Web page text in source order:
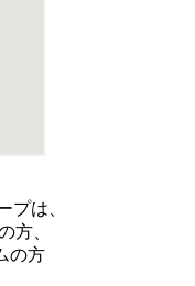
プは、
方、
の方